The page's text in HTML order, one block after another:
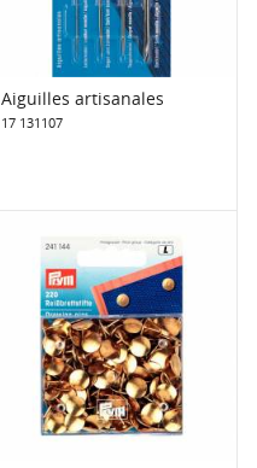
Aiguilles artisanales
17 131107